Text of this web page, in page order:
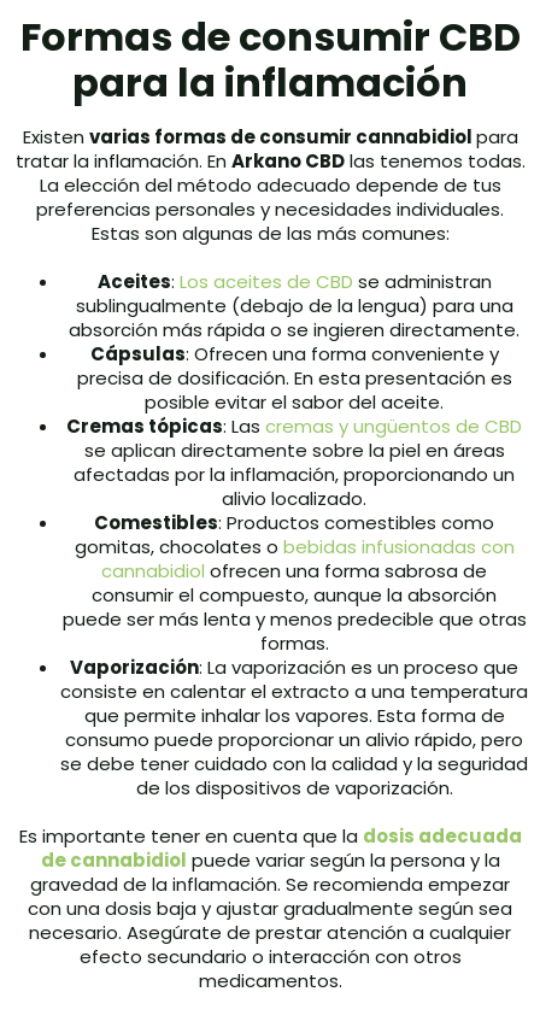
Formas de consumir CBD
para la inflamación
Existen varias formas de consumir cannabidiolpara
tratar la inflamación. En Arkano CBDlas tenemos todas.
La elección del método adecuado depende de tus
preferencias personales y necesidades individuales.
Estas son algunas de las más comunes:
Aceites: Los aceites de CBD se administran
sublingualmente (debajo de la lengua) para una
absorción más rápida o se ingieren directamente.
Cápsulas: Ofrecen una forma conveniente y
precisa de dosificación. En esta presentación es
posible evitar el sabor del aceite.
Cremas tópicas: Las cremas y ungüentos de CBD
se aplican directamente sobre la piel en áreas
afectadas por la inflamación, proporcionando un
alivio localizado.
Comestibles: Productos comestibles como
gomitas, chocolates o bebidas infusionadas con
cannabidiol ofrecen una forma sabrosa de
consumir el compuesto, aunque la absorción
puede ser más lenta y menos predecible que otras
formas.
Vaporización: La vaporización es un proceso que
consiste en calentar el extracto a una temperatura
que permite inhalar los vapores. Esta forma de
consumo puede proporcionar un alivio rápido, pero
se debe tener cuidado con la calidad y la seguridad
de los dispositivos de vaporización.
Es importante tener en cuenta que la dosis adecuada
de cannabidiol puede variar según la persona y la
gravedad de la inflamación. Se recomienda empezar
con una dosis baja y ajustar gradualmente según sea
necesario. Asegúrate de prestar atención a cualquier
efecto secundario o interacción con otros
medicamentos.